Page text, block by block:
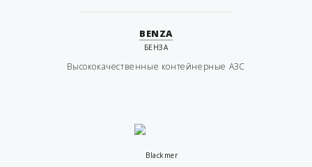
BENZA
БЕНЗА
Высококачественные контейнерные АЗС